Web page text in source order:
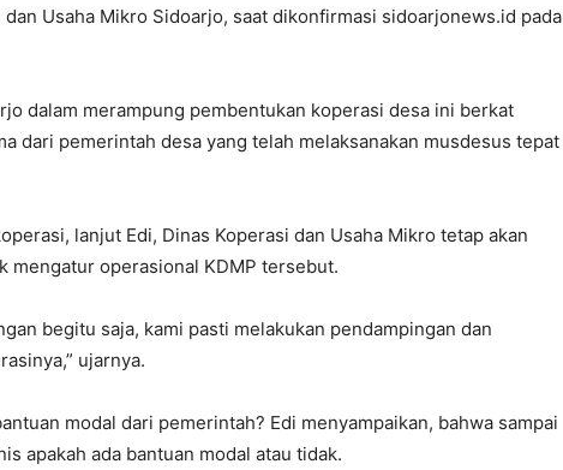
dan Usaha Mikro Sidoarjo, saat dikonfirmasi sidoarjonews.id pada
dalam merampung pembentukan koperasi desa ini berkat
dari pemerintah desa yang telah melaksanakan musdesus tepat
lanjut Edi, Dinas Koperasi dan Usaha Mikro tetap akan
mengatur operasional KDMP tersebut.
begitu saja, kami pasti melakukan pendampingan dan
ujarnya.
modal dari pemerintah? Edi menyampaikan, bahwa sampai
apakah ada bantuan modal atau tidak.